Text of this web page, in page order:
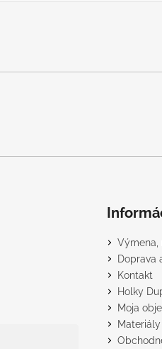
Výmena,
Doprava
Kontakt
Holky
Moja
Materiály